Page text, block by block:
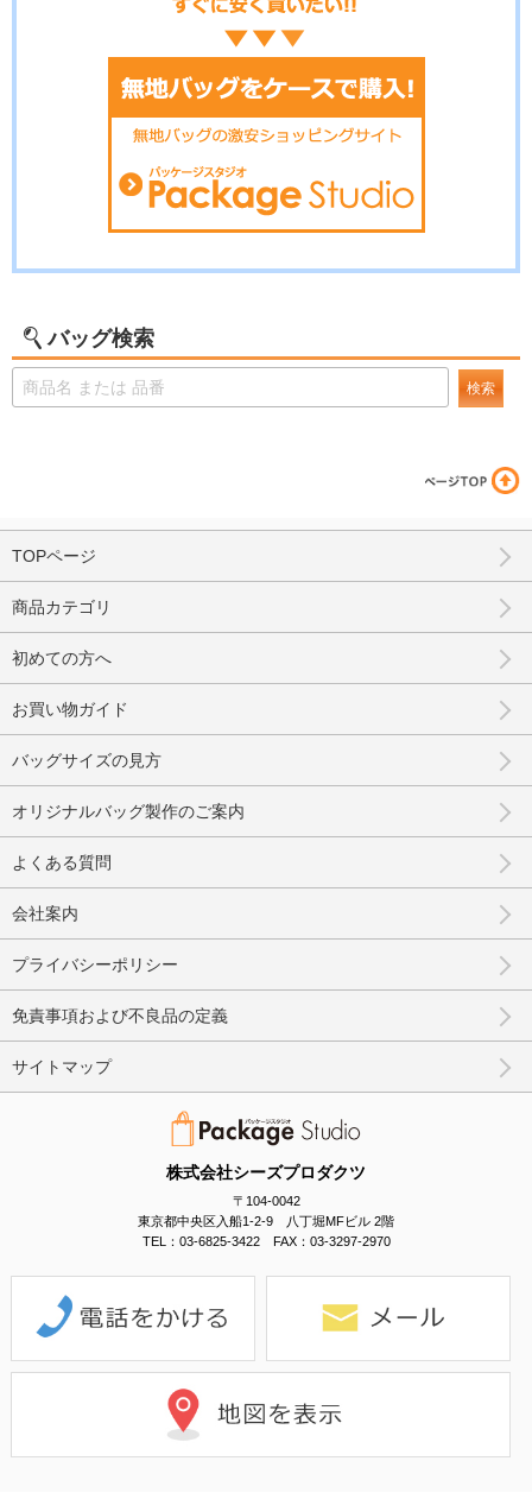
バッグ検索
検索
株式会社シーズプロダクツ
〒104-0042
東京都中央区入船1-2-9 八丁堀MFビル 2階
TEL：03-6825-3422 FAX：03-3297-2970
TOPページ
商品カテゴリ
初めての方へ
お買い物ガイド
バッグサイズの見方
オリジナルバッグ製作のご案内
よくある質問
会社案内
プライバシーポリシー
免責事項および不良品の定義
サイトマップ